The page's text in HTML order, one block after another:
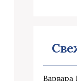
Варвара